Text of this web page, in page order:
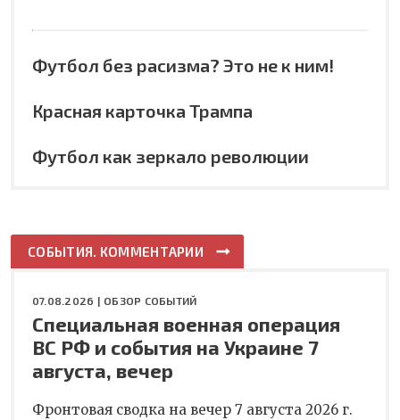
Футбол без расизма? Это не к ним!
Красная карточка Трампа
Футбол как зеркало революции
СОБЫТИЯ. КОММЕНТАРИИ
07.08.2026 | ОБЗОР СОБЫТИЙ
Специальная военная операция
ВС РФ и события на Украине 7
августа, вечер
Фронтовая сводка на вечер 7 августа 2026 г.